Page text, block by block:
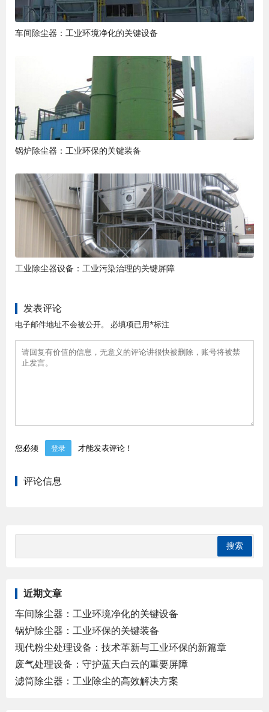
车间除尘器：工业环境净化的关键设备
锅炉除尘器：工业环保的关键装备
工业除尘器设备：工业污染治理的关键屏障
发表评论
电子邮件地址不会被公开。 必填项已用*标注
您必须 登录 才能发表评论！
评论信息
近期文章
车间除尘器：工业环境净化的关键设备
锅炉除尘器：工业环保的关键装备
现代粉尘处理设备：技术革新与工业环保的新篇章
废气处理设备：守护蓝天白云的重要屏障
滤筒除尘器：工业除尘的高效解决方案